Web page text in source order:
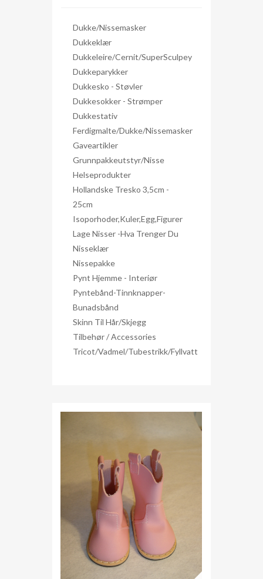
Dukke/nissemasker
Dukkeklær
Dukkeleire/Cernit/SuperSculpey
Dukkeparykker
Dukkesko - Støvler
Dukkesokker - Strømper
Dukkestativ
Ferdigmalte/dukke/nissemasker
Gaveartikler
Grunnpakkeutstyr/nisse
Helseprodukter
Hollandske Tresko 3,5cm -
25cm
Isoporhoder,kuler,egg,figurer
Lage Nisser -hva Trenger Du
Nisseklær
Nissepakke
Pynt Hjemme - Interiør
Pyntebånd-Tinnknapper-
Bunadsbånd
Skinn Til Hår/skjegg
Tilbehør / Accessories
Tricot/Vadmel/Tubestrikk/Fyllvatt